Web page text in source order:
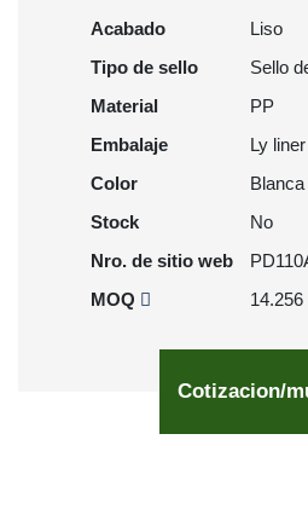
Acabado
Liso
Tipo de sello
Sello
Material
PP
Embalaje
Ly
Color
Blanca
Stock
No
Nro. de sitio web
MOQ
14.256
Cotizacion/